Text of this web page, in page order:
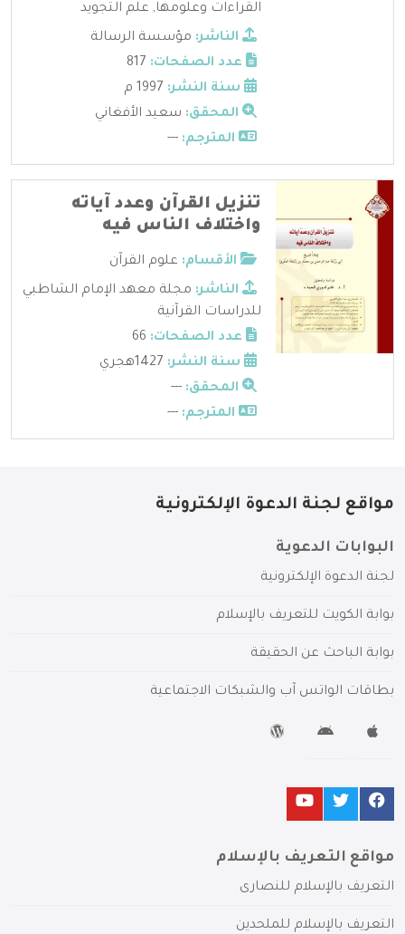
القراءات وعلومها, علم التجويد
الناشر: مؤسسة الرسالة
عدد الصفحات:
سنة النشر:
المحقق: سعيد الأفغاني
المترجم: ---
تنزيل القرآن وعدد آياته
واختلاف الناس فيه
الأقسام: علوم القرآن
الناشر: مجلة معهد الإمام الشاطبي
للدراسات القرآنية
عدد الصفحات:
سنة النشر:
المحقق: ---
المترجم: ---
مواقع لجنة الدعوة الإلكترونية
البوابات الدعوية
لجنة الدعوة الإلكترونية
بوابة الكويت للتعريف بالإسلام
بوابة الباحث عن الحقيقة
بطاقات الواتس آب والشبكات الاجتماعية
مواقع التعريف بالإسلام
التعريف بالإسلام للنصارى
التعريف بالإسلام للملحدين